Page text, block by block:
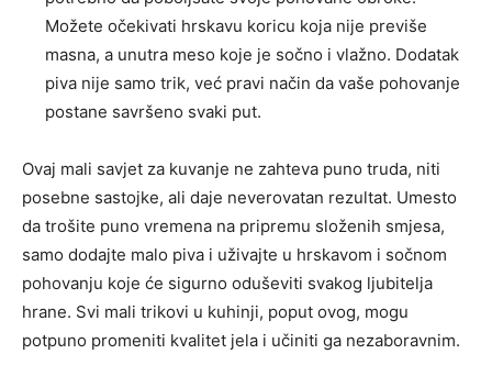
Možete očekivati hrskavu koricu koja nije previše
masna, a unutra meso koje je sočno i vlažno. Dodatak
piva nije samo trik, već pravi način da vaše pohovanje
postane savršeno svaki put.
Ovaj mali savjet za kuvanje ne zahteva puno truda, niti
posebne sastojke, ali daje neverovatan rezultat. Umesto
da trošite puno vremena na pripremu složenih smjesa,
samo dodajte malo piva i uživajte u hrskavom i sočnom
pohovanju koje će sigurno oduševiti svakog ljubitelja
hrane. Svi mali trikovi u kuhinji, poput ovog, mogu
potpuno promeniti kvalitet jela i učiniti ga nezaboravnim.